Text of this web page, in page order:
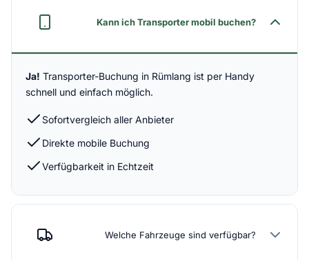
Kann ich Transporter mobil buchen?
Ja! Transporter-Buchung in Rümlang ist per Handy
schnell und einfach möglich.
Sofortvergleich aller Anbieter
Direkte mobile Buchung
Verfügbarkeit in Echtzeit
Welche Fahrzeuge sind verfügbar?